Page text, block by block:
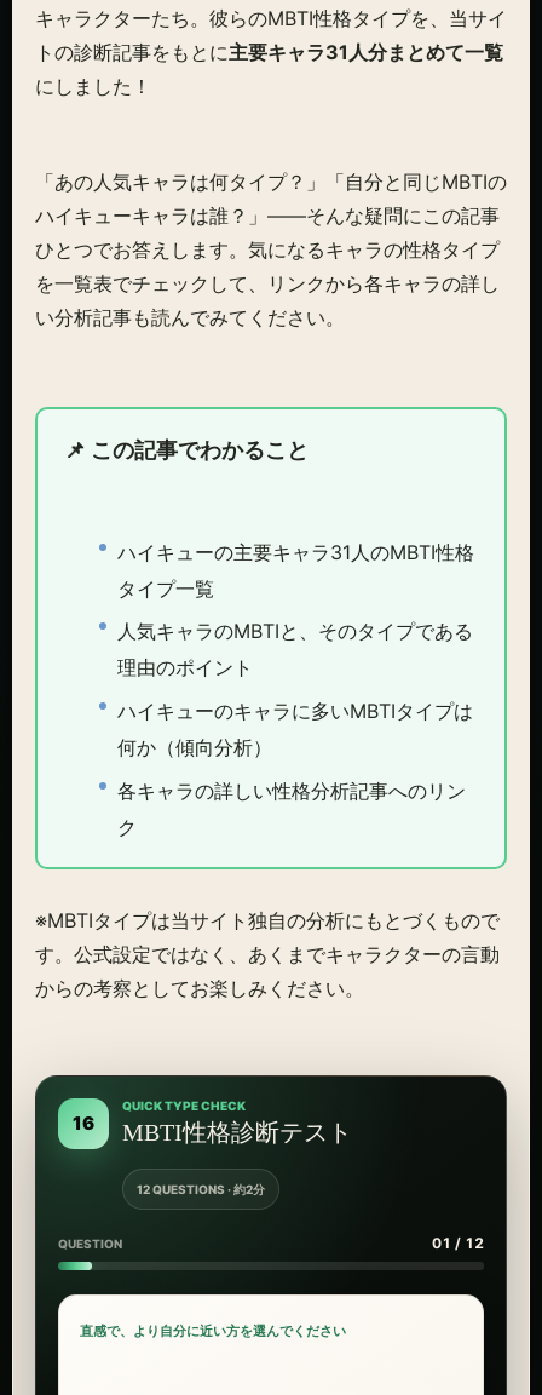
キャラクターたち。彼らのMBTI性格タイプを、当サイ
トの診断記事をもとに主要キャラ31人分まとめて一覧
にしました！
「あの人気キャラは何タイプ？」「自分と同じMBTIの
ハイキューキャラは誰？」——そんな疑問にこの記事
ひとつでお答えします。気になるキャラの性格タイプ
を一覧表でチェックして、リンクから各キャラの詳し
い分析記事も読んでみてください。
📌 この記事でわかること
ハイキューの主要キャラ31人のMBTI性格
タイプ一覧
人気キャラのMBTIと、そのタイプである
理由のポイント
ハイキューのキャラに多いMBTIタイプは
何か（傾向分析）
各キャラの詳しい性格分析記事へのリン
ク
※MBTIタイプは当サイト独自の分析にもとづくもので
す。公式設定ではなく、あくまでキャラクターの言動
からの考察としてお楽しみください。
16
QUICK TYPE CHECK
MBTI性格診断テスト
12 QUESTIONS · 約2分
QUESTION 01 / 12
直感で、より自分に近い方を選んでください